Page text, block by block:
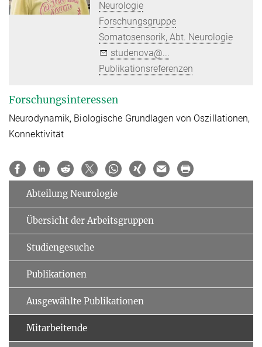
Neurologie
Forschungsgruppe
Somatosensorik, Abt. Neurologie
studenova@...
Publikationsreferenzen
Forschungsinteressen
Neurodynamik, Biologische Grundlagen von Oszillationen,
Konnektivität
Abteilung Neurologie
Übersicht der Arbeitsgruppen
Studiengesuche
Publikationen
Ausgewählte Publikationen
Mitarbeitende